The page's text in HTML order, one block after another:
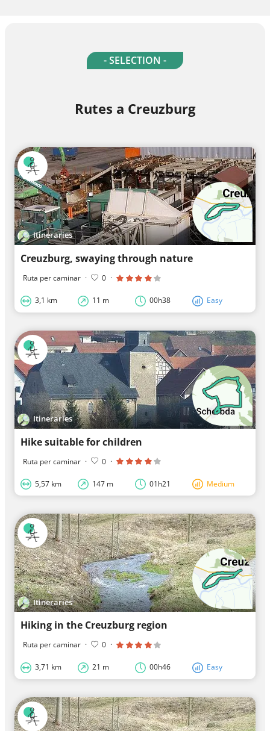
- SELECTION -
Rutes a Creuzburg
Itineraries
Creuzburg, swaying through nature
Ruta per caminar · 0 ·
3,1 km 11 m 00h38 Easy
Itineraries
Hike suitable for children
Ruta per caminar · 0 ·
5,57 km 147 m 01h21 Medium
Itineraries
Hiking in the Creuzburg region
Ruta per caminar · 0 ·
3,71 km 21 m 00h46 Easy